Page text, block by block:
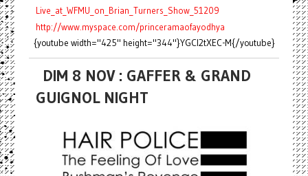
Live_at_WFMU_on_Brian_Turners_Show_51209
http://www.myspace.com/princeramaofayodhya
{youtube width="425" height="344"}YGCl2tXEC-M{/youtube}
DIM 8 NOV : GAFFER & GRAND
GUIGNOL NIGHT